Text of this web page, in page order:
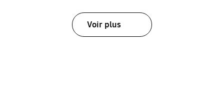
Voir plus